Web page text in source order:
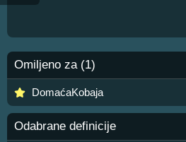
Omiljeno za (1)
DomaćaKobaja
Odabrane definicije